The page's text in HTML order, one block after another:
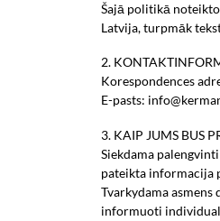
Šajā politikā
Latvija, turpmāk
2.
Korespondences
E-pasts:
3. KAIP JUMS BUS
Siekdama
pateikta informacija
Tvarkydama
informuoti